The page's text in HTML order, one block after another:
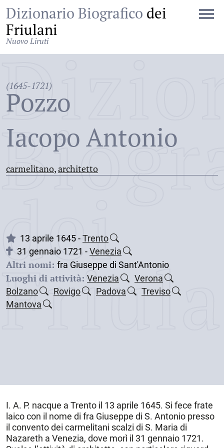
Dizionario Biografico dei
Friulani
Nuovo Liruti
(1645-1721)
Pozzo
Iacopo Antonio
carmelitano,architetto
dei
13 aprile 1645 -Trento
31 gennaio 1721 -Venezia
Altri nomi: fra Giuseppe di Sant'Antonio
Luoghi di attività: Venezia
Verona
Bolzano
Rovigo Padova
Treviso
Mantova
I. A. P. nacque a Trento il 13 aprile 1645. Si fece frate
laico con il nome di fra Giuseppe di S. Antonio presso
il convento dei carmelitani scalzi di S. Maria di
Nazareth a Venezia, dove morì il 31 gennaio 1721.